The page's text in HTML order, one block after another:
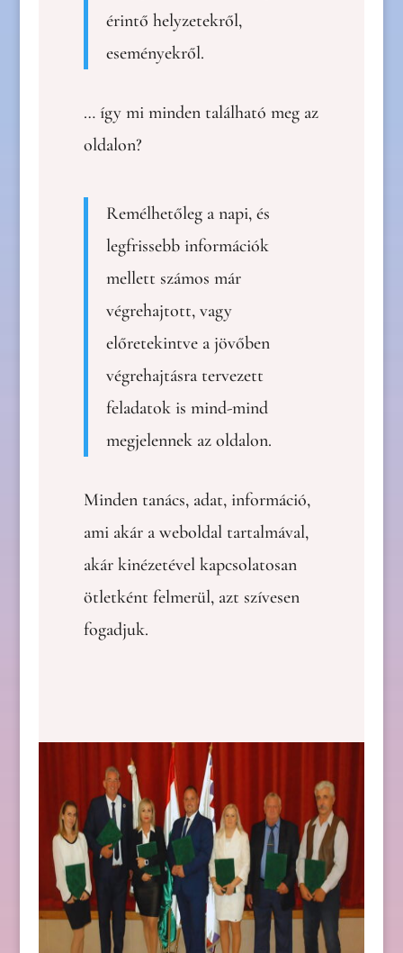
érintő helyzetekről,
eseményekről.
… így mi minden található meg az
oldalon?
Remélhetőleg a napi, és
legfrissebb információk
mellett számos már
végrehajtott, vagy
előretekintve a jövőben
végrehajtásra tervezett
feladatok is mind-mind
megjelennek az oldalon.
Minden tanács, adat, információ,
ami akár a weboldal tartalmával,
akár kinézetével kapcsolatosan
ötletként felmerül, azt szívesen
fogadjuk.